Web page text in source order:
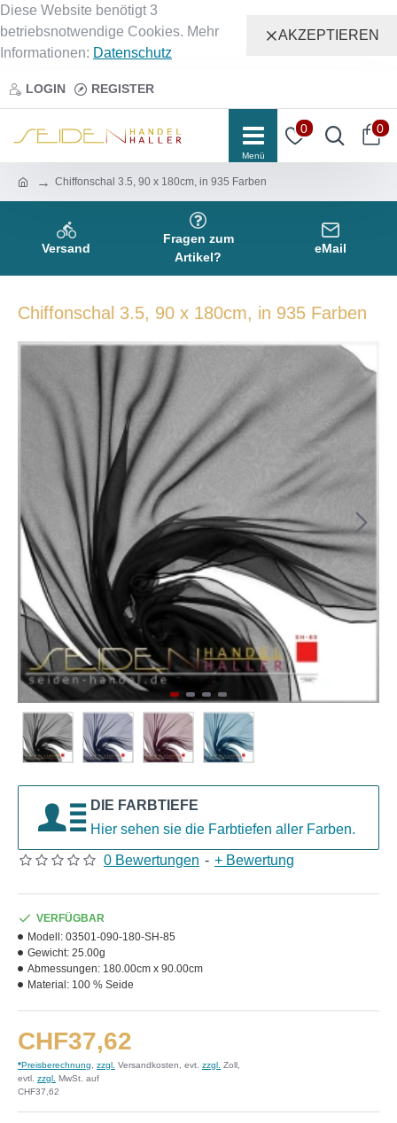
Diese Website benötigt 3
betriebsnotwendige Cookies. Mehr
Informationen: Datenschutz
AKZEPTIEREN
LOGIN REGISTER
0 0
Chiffonschal 3.5, 90 x 180cm, in 935 Farben
Versand
Fragen zum
Artikel?
eMail
Chiffonschal 3.5, 90 x 180cm, in 935 Farben
DIE FARBTIEFE
Hier sehen sie die Farbtiefen aller Farben.
0 Bewertungen - + Bewertung
CHF37,62
*Preisberechnung zzgl. Versandkosten, evt. zzgl. Zoll,
evtl. zzgl. MwSt. auf
CHF37,62
VERFÜGBAR
Modell: 03501-090-180-SH-85
Gewicht: 25.00g
Abmessungen: 180.00cm x 90.00cm
Material: 100 % Seide